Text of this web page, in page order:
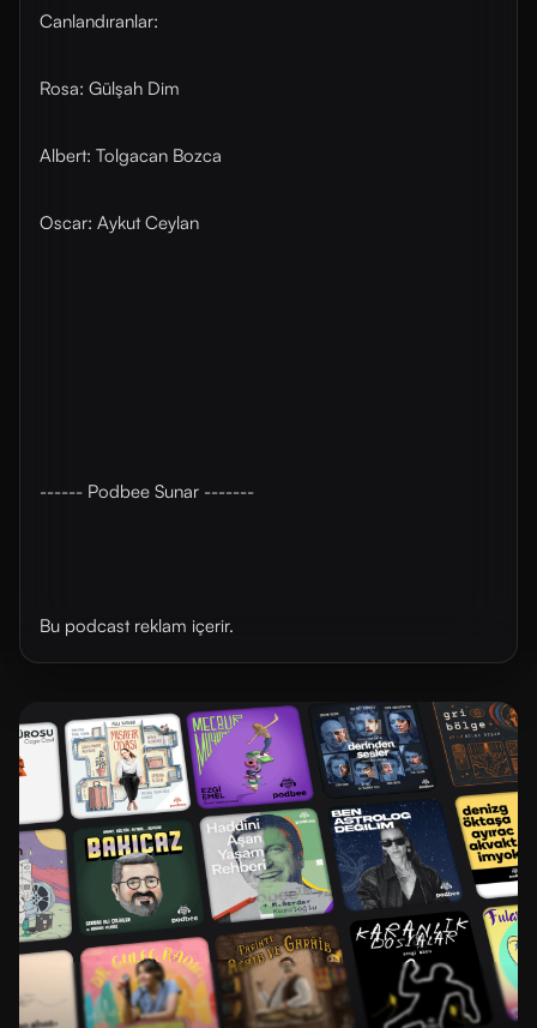
Canlandıranlar:
Rosa: Gülşah Dim
Albert: Tolgacan Bozca
Oscar: Aykut Ceylan
------ Podbee Sunar -------
Bu podcast reklam içerir.